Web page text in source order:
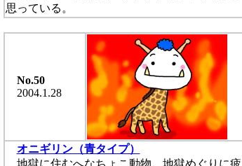
思っている。
No.50
2004.1.28
オニギリン（青タイプ）
地獄に住むへなちょこ動物。地獄めぐりに疲